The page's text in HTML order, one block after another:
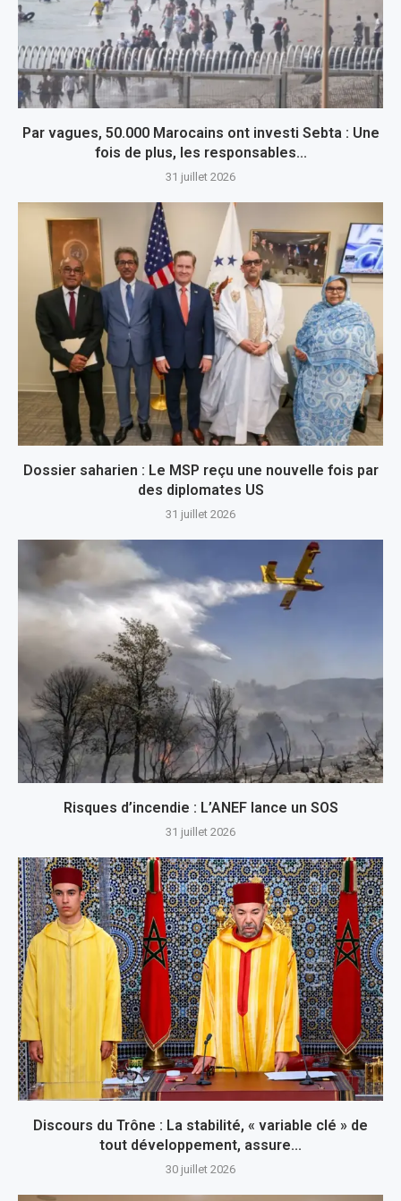
Par vagues, 50.000 Marocains ont investi Sebta : Une
fois de plus, les responsables...
31 juillet 2026
Dossier saharien : Le MSP reçu une nouvelle fois par
des diplomates US
31 juillet 2026
Risques d’incendie : L’ANEF lance un SOS
31 juillet 2026
Discours du Trône : La stabilité, « variable clé » de
tout développement, assure...
30 juillet 2026